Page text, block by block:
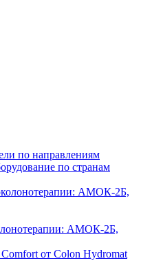
по направлениям
по странам
АМОК-2Б,